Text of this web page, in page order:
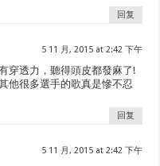
回复
5 11 月, 2015 at 2:42 下午
穿透力，聽得頭皮都發麻了!
他很多選手的歌真是慘不忍
回复
5 11 月, 2015 at 2:42 下午